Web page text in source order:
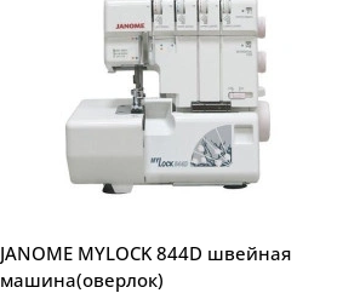
JANOME MYLOCK 844D швейная
машина(оверлок)